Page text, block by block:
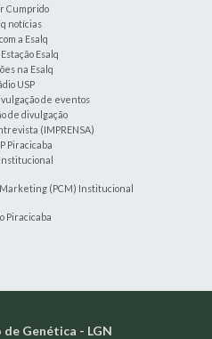
Cumprido
notícias
a Esalq
Esalq
na Esalq
USP
de eventos
de divulgação
(IMPRENSA)
Piracicaba
Marketing (PCM) Institucional
Piracicaba
Genética - LGN